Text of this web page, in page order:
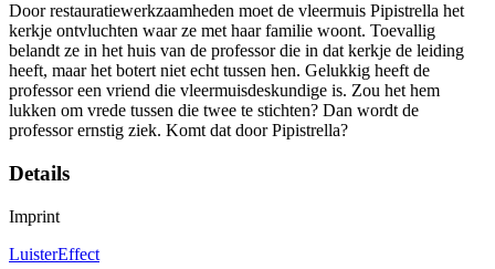
Door restauratiewerkzaamheden moet de vleermuis Pipistrella het
kerkje ontvluchten waar ze met haar familie woont. Toevallig
belandt ze in het huis van de professor die in dat kerkje de leiding
heeft, maar het botert niet echt tussen hen. Gelukkig heeft de
professor een vriend die vleermuisdeskundige is. Zou het hem
lukken om vrede tussen die twee te stichten? Dan wordt de
professor ernstig ziek. Komt dat door Pipistrella?
Details
Imprint
LuisterEffect